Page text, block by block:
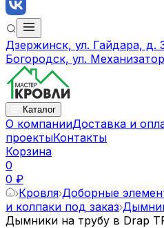
Дзержинск, ул. Гайдара, д.
Богородск, ул.
Каталог
О компанииДоставка и
проектыКонтакты
Корзина
0
0 ₽
Кровля Доборные
и колпаки под заказ
Дымники на трубу в Drap